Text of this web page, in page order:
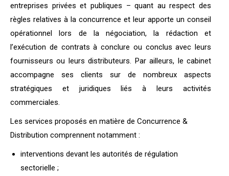
entreprises privées et publiques – quant au respect des
règles relatives à la concurrence et leur apporte un conseil
opérationnel lors de la négociation, la rédaction et
l’exécution de contrats à conclure ou conclus avec leurs
fournisseurs ou leurs distributeurs. Par ailleurs, le cabinet
accompagne ses clients sur de nombreux aspects
stratégiques et juridiques liés à leurs activités
commerciales.
Les services proposés en matière de Concurrence &
Distribution comprennent notamment :
interventions devant les autorités de régulation
sectorielle ;